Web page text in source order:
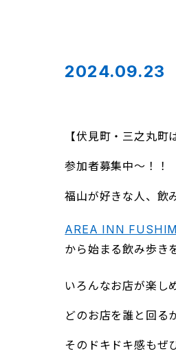
2024.09.23
【伏見町・三之丸町
参加者募集中〜！！
福山が好きな人、飲
AREA INN
から始まる飲み歩き
いろんなお店が楽し
どのお店を誰と回る
そのドキドキ感もぜ